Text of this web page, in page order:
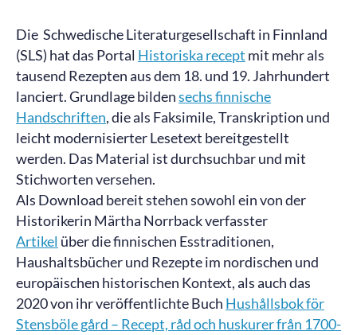
Die Schwedische Literaturgesellschaft in Finnland
(SLS) hat das Portal Historiska recept mit mehr als
tausend Rezepten aus dem 18. und 19. Jahrhundert
lanciert. Grundlage bildensechs finnische
Handschriften, die als Faksimile, Transkription und
leicht modernisierter Lesetext bereitgestellt
werden. Das Material ist durchsuchbar und mit
Stichworten versehen.
Als Download bereit stehen sowohl ein von der
Historikerin Märtha Norrback verfasster
Artikel über die finnischen Esstraditionen,
Haushaltsbücher und Rezepte im nordischen und
europäischen historischen Kontext, als auch das
2020 von ihr veröffentlichte Buch Hushållsbok för
Stensböle gård – Recept, råd och huskurer från 1700-